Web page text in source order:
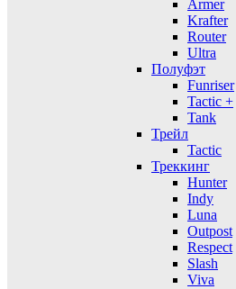
Armer
Krafter
Router
Ultra
Полуфэт
Funriser
Tactic +
Tank
Трейл
Tactic
Треккинг
Hunter
Indy
Luna
Outpost
Respect
Slash
Viva